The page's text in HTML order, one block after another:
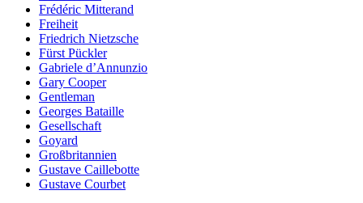
Frédéric Mitterand
Freiheit
Friedrich Nietzsche
Fürst Pückler
Gabriele d’Annunzio
Gary Cooper
Gentleman
Georges Bataille
Gesellschaft
Goyard
Großbritannien
Gustave Caillebotte
Gustave Courbet